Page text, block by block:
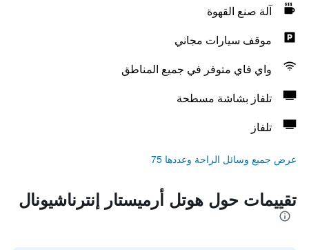
آلة صنع القهوة
موقف سيارات مجاني
واي فاي متوفر في جميع المناطق
تلفاز بشاشة مسطحة
تلفاز
عرض جميع وسائل الراحة وعددها 75
تقييمات حول هوتل أرميستار إنترناشيونال